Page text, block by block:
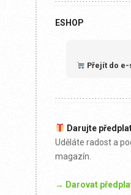
ESHOP
Přejít do e-
Darujte
Uděláte radost a
magazín.
→ Darovat